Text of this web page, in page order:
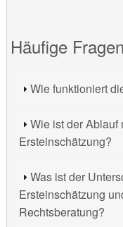
Häufige Fragen
Wie funktioniert
Wie ist der Ablauf
Ersteinschätzung?
Was ist der
Ersteinschätzung
Rechtsberatung?